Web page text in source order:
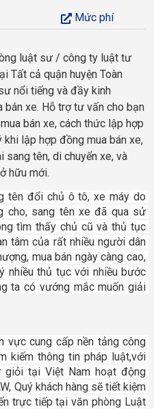
Mức phí
luật sư / công ty luật tư
Tất cả quận huyện Toàn
nổi tiếng và đầy kinh
bán xe. Hỗ trợ tư vấn cho bạn
bán xe, cách thức lập hợp
lập hợp đồng mua bán xe,
tên, di chuyển xe, và
hữu mới.
tên đổi chủ ô tô, xe máy do
cho, sang tên xe đã qua sử
tìm thấy chủ cũ và thủ tục
tâm của rất nhiều người dân
mua bán ngày càng cao,
nhiều thủ tục với nhiều bước
ta có vướng mắc muốn giải
vực cung cấp nền tảng công
kiếm thông tin pháp luật,với
tại Việt Nam hoạt động
Quý khách hàng sẽ tiết kiệm
trực tiếp tại văn phòng Luật